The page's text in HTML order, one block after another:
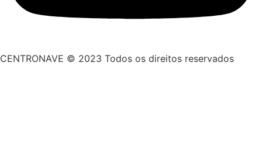
CENTRONAVE © 2023 Todos os direitos reservados